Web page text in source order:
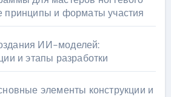
принципы и форматы участия
ИИ-моделей:
и этапы разработки
элементы конструкции и